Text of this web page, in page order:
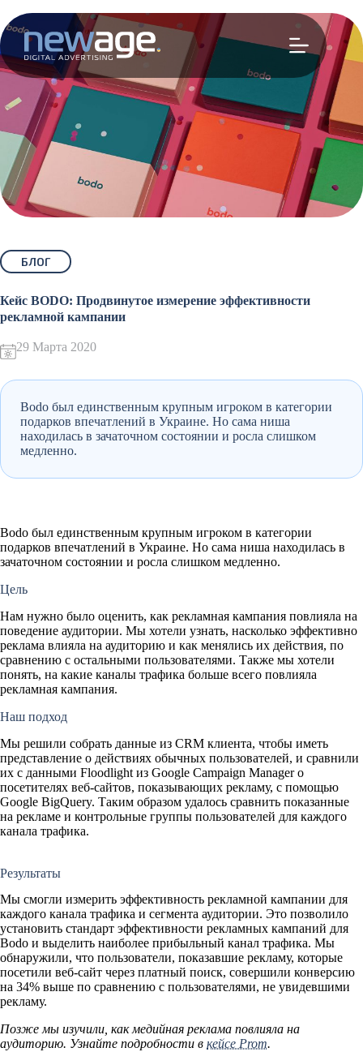
сути
БЛОГ
Кейс BODO: Продвинутое измерение эффективности
рекламной кампании
29 Марта 2020
Bodo был единственным крупным игроком в категории
подарков впечатлений в Украине. Но сама ниша
находилась в зачаточном состоянии и росла слишком
медленно.
Bodo был единственным крупным игроком в категории
подарков впечатлений в Украине. Но сама ниша находилась в
зачаточном состоянии и росла слишком медленно.
Цель
Нам нужно было оценить, как рекламная кампания повлияла на
поведение аудитории. Мы хотели узнать, насколько эффективно
реклама влияла на аудиторию и как менялись их действия, по
сравнению с остальными пользователями. Также мы хотели
понять, на какие каналы трафика больше всего повлияла
рекламная кампания.
Наш подход
Мы решили собрать данные из CRM клиента, чтобы иметь
представление о действиях обычных пользователей, и сравнили
их с данными Floodlight из Google Campaign Manager о
посетителях веб-сайтов, показывающих рекламу, с помощью
Google BigQuery. Таким образом удалось сравнить показанные
на рекламе и контрольные группы пользователей для каждого
канала трафика.
Результаты
Мы смогли измерить эффективность рекламной кампании для
каждого канала трафика и сегмента аудитории. Это позволило
установить стандарт эффективности рекламных кампаний для
Bodo и выделить наиболее прибыльный канал трафика. Мы
обнаружили, что пользователи, показавшие рекламу, которые
посетили веб-сайт через платный поиск, совершили конверсию
на 34% выше по сравнению с пользователями, не увидевшими
рекламу.
Позже мы изучили, как медийная реклама повлияла на
аудиторию. Узнайте подробности в кейсе Prom.